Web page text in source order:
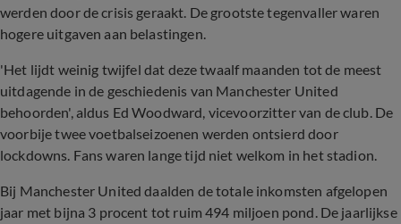
werden door de crisis geraakt. De grootste tegenvaller waren
hogere uitgaven aan belastingen.
'Het lijdt weinig twijfel dat deze twaalf maanden tot de meest
uitdagende in de geschiedenis van Manchester United
behoorden', aldus Ed Woodward, vicevoorzitter van de club. De
voorbije twee voetbalseizoenen werden ontsierd door
lockdowns. Fans waren lange tijd niet welkom in het stadion.
Bij Manchester United daalden de totale inkomsten afgelopen
jaar met bijna 3 procent tot ruim 494 miljoen pond. De jaarlijkse